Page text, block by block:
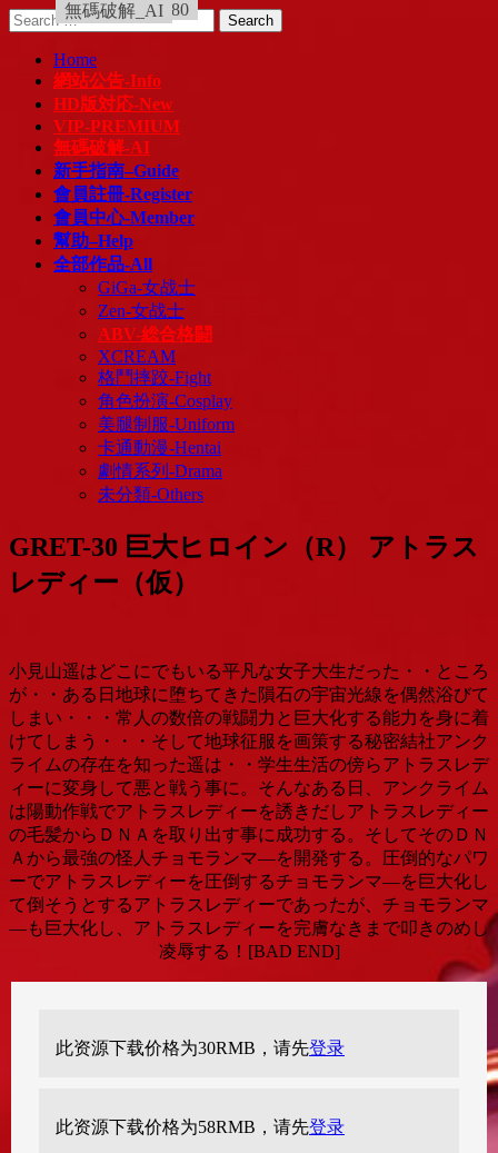
Skip
to
content
Search
for:
Home
網站公告-Info
HD版対応-New
VIP-PREMIUM
無碼破解-AI
新手指南–Guide
會員註冊-Register
會員中心-Member
幫助–Help
全部作品-All
GiGa-女战士
Zen-女战士
ABV-総合格闘
XCREAM
格鬥摔跤-Fight
角色扮演-Cosplay
美腿制服-Uniform
卡通動漫-Hentai
劇情系列-Drama
未分類-Others
GRET-30 巨大ヒロイン（R） アトラス
レディー（仮）
小見山遥はどこにでもいる平凡な女子大生だった・・ところ
が・・ある日地球に堕ちてきた隕石の宇宙光線を偶然浴びて
しまい・・・常人の数倍の戦闘力と巨大化する能力を身に着
けてしまう・・・そして地球征服を画策する秘密結社アンク
ライムの存在を知った遥は・・学生生活の傍らアトラスレデ
ィーに変身して悪と戦う事に。そんなある日、アンクライム
は陽動作戦でアトラスレディーを誘きだしアトラスレディー
の毛髪からＤＮＡを取り出す事に成功する。そしてそのＤＮ
Ａから最強の怪人チョモランマ―を開発する。圧倒的なパワ
ーでアトラスレディーを圧倒するチョモランマ―を巨大化し
て倒そうとするアトラスレディーであったが、チョモランマ
―も巨大化し、アトラスレディーを完膚なきまで叩きのめし
凌辱する！[BAD END]
普通版
此资源下载价格为30RMB，请先登录
HD_1920 x 1080
此资源下载价格为58RMB，请先登录
中文字幕
無碼破解_AI